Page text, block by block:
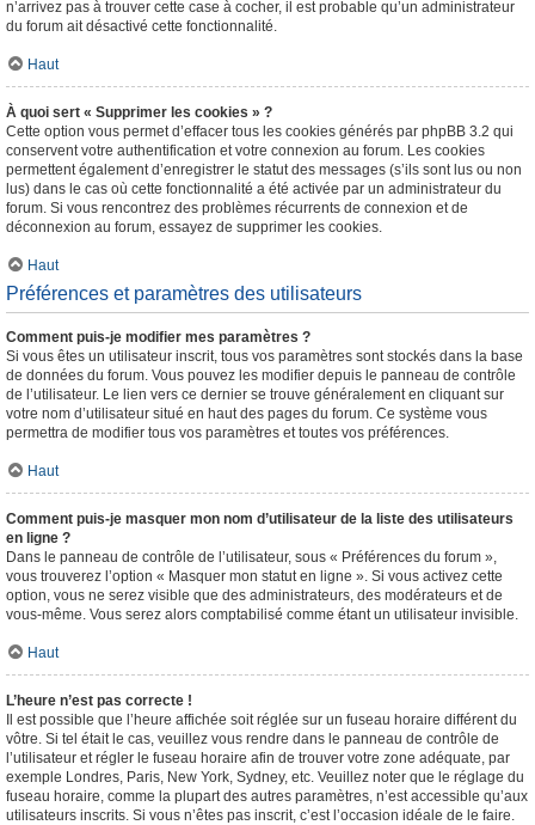
n’arrivez pas à trouver cette case à cocher, il est probable qu’un administrateur
du forum ait désactivé cette fonctionnalité.
Haut
À quoi sert « Supprimer les cookies » ?
Cette option vous permet d’effacer tous les cookies générés par phpBB 3.2 qui
conservent votre authentification et votre connexion au forum. Les cookies
permettent également d’enregistrer le statut des messages (s’ils sont lus ou non
lus) dans le cas où cette fonctionnalité a été activée par un administrateur du
forum. Si vous rencontrez des problèmes récurrents de connexion et de
déconnexion au forum, essayez de supprimer les cookies.
Haut
Préférences et paramètres des utilisateurs
Comment puis-je modifier mes paramètres ?
Si vous êtes un utilisateur inscrit, tous vos paramètres sont stockés dans la base
de données du forum. Vous pouvez les modifier depuis le panneau de contrôle
de l’utilisateur. Le lien vers ce dernier se trouve généralement en cliquant sur
votre nom d’utilisateur situé en haut des pages du forum. Ce système vous
permettra de modifier tous vos paramètres et toutes vos préférences.
Haut
Comment puis-je masquer mon nom d’utilisateur de la liste des utilisateurs
en ligne ?
Dans le panneau de contrôle de l’utilisateur, sous « Préférences du forum »,
vous trouverez l’option « Masquer mon statut en ligne ». Si vous activez cette
option, vous ne serez visible que des administrateurs, des modérateurs et de
vous-même. Vous serez alors comptabilisé comme étant un utilisateur invisible.
Haut
L’heure n’est pas correcte !
Il est possible que l’heure affichée soit réglée sur un fuseau horaire différent du
vôtre. Si tel était le cas, veuillez vous rendre dans le panneau de contrôle de
l’utilisateur et régler le fuseau horaire afin de trouver votre zone adéquate, par
exemple Londres, Paris, New York, Sydney, etc. Veuillez noter que le réglage du
fuseau horaire, comme la plupart des autres paramètres, n’est accessible qu’aux
utilisateurs inscrits. Si vous n’êtes pas inscrit, c’est l’occasion idéale de le faire.